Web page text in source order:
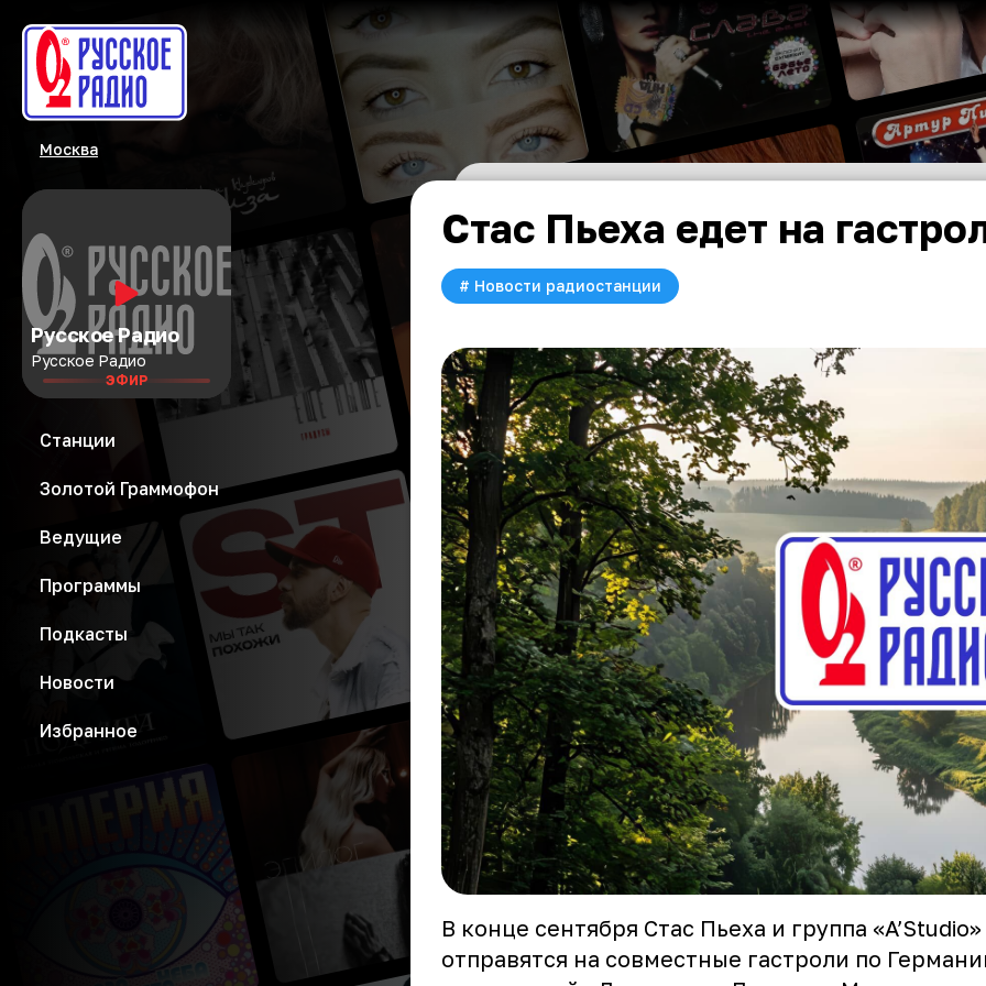
Москва
Русское Радио
Русское Радио
ЭФИР
Станции
Золотой Граммофон
Ведущие
Программы
Подкасты
Новости
Избранное
Стас Пьеха едет на
# Новости радиостанции
В конце сентября Стас Пьеха и группа «A’Studio»
отправятся на совместные гастроли по